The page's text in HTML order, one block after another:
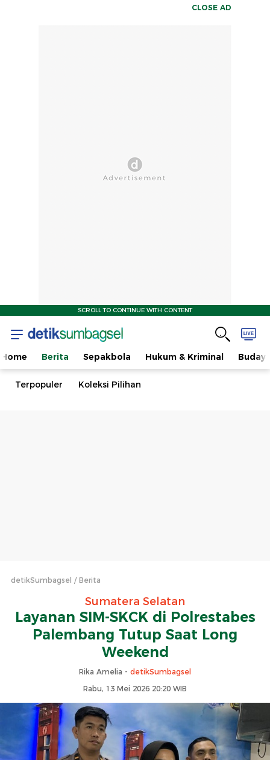
CLOSE AD
SCROLL TO CONTINUE WITH CONTENT
Home Berita Sepakbola Hukum & Kriminal
Terpopuler Koleksi Pilihan
detikSumbagsel Berita
Sumatera Selatan
Layanan SIM-SKCK di Polrestabes
Palembang Tutup Saat Long
Weekend
Rika Amelia - detikSumbagsel
Rabu, 13 Mei 2026 20:20 WIB